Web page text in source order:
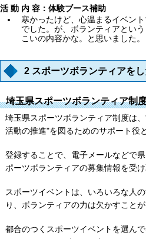
活 動 内 容：体験ブース補助
寒かったけど、心温まるイベン
でした。が、ボランティアとい
こいの内容かな。と思いました。
2 スポーツボランティアを
埼玉県スポーツボランティア制
埼玉県スポーツボランティア制度は
活動の推進"を図るためのサポート役
登録することで、電子メールなどで
ポーツボランティアの募集情報を受け
スポーツイベントは、いろいろな人
り、ボランティアの力は欠かすことが
都合のつくスポーツイベントを選ん